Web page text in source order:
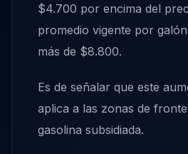
$4.700 por encima del
promedio vigente por
más de $8.800.
Es de señalar que este
aplica a las zonas de
gasolina subsidiada.